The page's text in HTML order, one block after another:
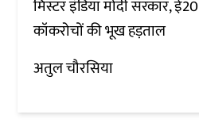
मिस्टर इंडिया मोदी सरकार,
कॉकरोचों की भूख हड़ताल
अतुल चौरसिया